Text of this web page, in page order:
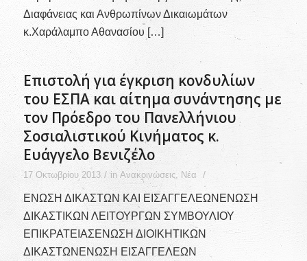
Διαφάνειας και Ανθρωπίνων Δικαιωμάτων
κ.Χαράλαμπο Αθανασίου […]
Επιστολή για έγκριση κονδυλίων
του ΕΣΠΑ και αίτημα συνάντησης με
τον Πρόεδρο του Πανελλήνιου
Σοσιαλιστικού Κινήματος κ.
Ευάγγελο Βενιζέλο
17 Οκτωβρίου 2013 / in Ανακοινώσεις, Νέα /
ΕΝΩΣΗ ΔΙΚΑΣΤΩΝ ΚΑΙ ΕΙΣΑΓΓΕΛΕΩΝΕΝΩΣΗ
ΔΙΚΑΣΤΙΚΩΝ ΛΕΙΤΟΥΡΓΩΝ ΣΥΜΒΟΥΛΙΟΥ
ΕΠΙΚΡΑΤΕΙΑΣΕΝΩΣΗ ΔΙΟΙΚΗΤΙΚΩΝ
ΔΙΚΑΣΤΩΝΕΝΩΣΗ ΕΙΣΑΓΓΕΛΕΩΝ